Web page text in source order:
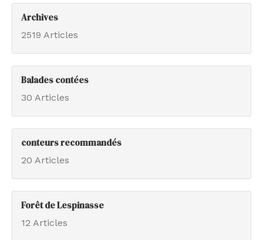
Archives
2519 Articles
Balades contées
30 Articles
conteurs recommandés
20 Articles
Forêt de Lespinasse
12 Articles